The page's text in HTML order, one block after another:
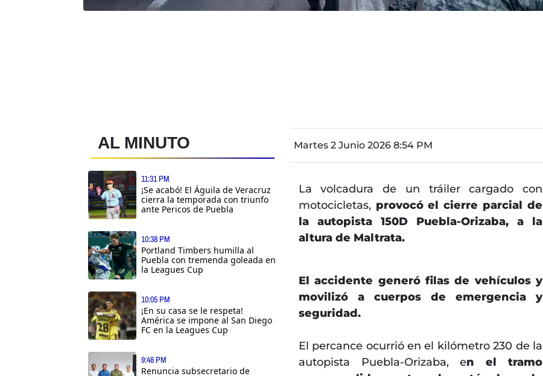
AL MINUTO
11:31 PM
¡Se acabó! El Águila de Veracruz
cierra la temporada con triunfo
ante Pericos de Puebla
10:38 PM
Portland Timbers humilla al
Puebla con tremenda goleada en
la Leagues Cup
10:05 PM
¡En su casa se le respeta!
América se impone al San Diego
FC en la Leagues Cup
9:48 PM
Renuncia subsecretario de
Martes 2 Junio 2026 8:54 PM
La volcadura de un tráiler cargado con
motocicletas, provocó el cierre parcial de
la autopista 150D Puebla-Orizaba, a la
altura de Maltrata.
El accidente generó filas de vehículos y
movilizó a cuerpos de emergencia y
seguridad.
El percance ocurrió en el kilómetro 230 de la
autopista Puebla-Orizaba, en el tramo